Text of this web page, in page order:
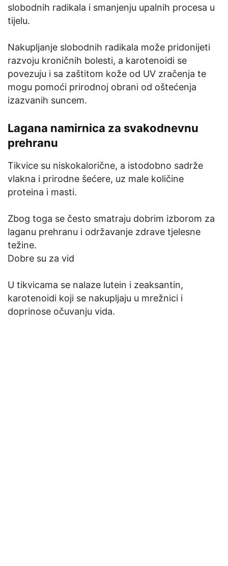
slobodnih radikala i smanjenju upalnih procesa u
tijelu.
Nakupljanje slobodnih radikala može pridonijeti
razvoju kroničnih bolesti, a karotenoidi se
povezuju i sa zaštitom kože od UV zračenja te
mogu pomoći prirodnoj obrani od oštećenja
izazvanih suncem.
Lagana namirnica za svakodnevnu
prehranu
Tikvice su niskokalorične, a istodobno sadrže
vlakna i prirodne šećere, uz male količine
proteina i masti.
Zbog toga se često smatraju dobrim izborom za
laganu prehranu i održavanje zdrave tjelesne
težine.
Dobre su za vid
U tikvicama se nalaze lutein i zeaksantin,
karotenoidi koji se nakupljaju u mrežnici i
doprinose očuvanju vida.